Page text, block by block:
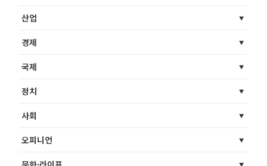
산업
경제
국제
정치
사회
오피니언